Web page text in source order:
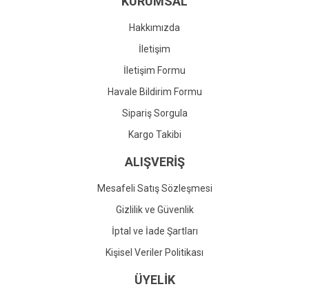
Gönder
Hakkımızda
İletişim
İletişim Formu
Havale Bildirim Formu
Sipariş Sorgula
Kargo Takibi
ALIŞVERİŞ
Mesafeli Satış Sözleşmesi
Gizlilik ve Güvenlik
İptal ve İade Şartları
Kişisel Veriler Politikası
ÜYELİK